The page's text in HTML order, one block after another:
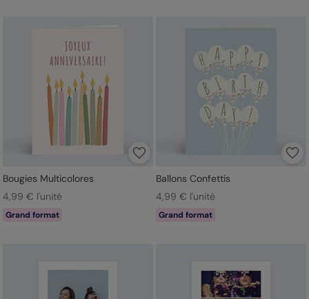
Bougies Multicolores
4,99 € l'unité
Grand format
Ballons Confettis
4,99 € l'unité
Grand format